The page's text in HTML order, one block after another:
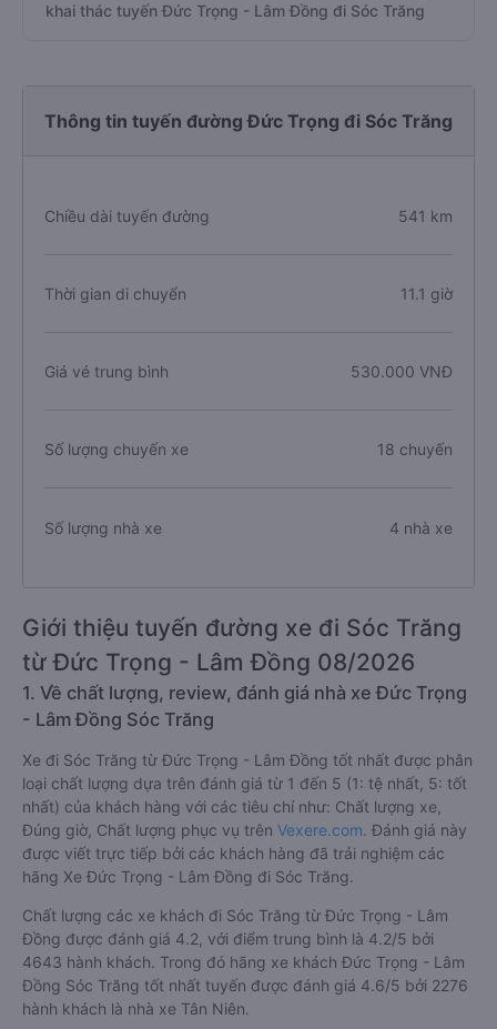
khai thác tuyến Đức Trọng - Lâm Đồng đi Sóc Trăng
Thông tin tuyến đường Đức Trọng đi Sóc Trăng
Chiều dài tuyến đường 541 km
Thời gian di chuyển 11.1 giờ
Giá vé trung bình 530.000 VNĐ
Số lượng chuyến xe 18 chuyến
Số lượng nhà xe 4 nhà xe
Giới thiệu tuyến đường xe đi Sóc Trăng
từ Đức Trọng - Lâm Đồng 08/2026
1. Về chất lượng, review, đánh giá nhà xe Đức Trọng
- Lâm Đồng Sóc Trăng
Xe đi Sóc Trăng từ Đức Trọng - Lâm Đồng tốt nhất được phân
loại chất lượng dựa trên đánh giá từ 1 đến 5 (1: tệ nhất, 5: tốt
nhất) của khách hàng với các tiêu chí như: Chất lượng xe,
Đúng giờ, Chất lượng phục vụ trên Vexere.com. Đánh giá này
được viết trực tiếp bởi các khách hàng đã trải nghiệm các
hãng Xe Đức Trọng - Lâm Đồng đi Sóc Trăng.
Chất lượng các xe khách đi Sóc Trăng từ Đức Trọng - Lâm
Đồng được đánh giá 4.2, với điểm trung bình là 4.2/5 bởi
4643 hành khách. Trong đó hãng xe khách Đức Trọng - Lâm
Đồng Sóc Trăng tốt nhất tuyến được đánh giá 4.6/5 bởi 2276
hành khách là nhà xe Tân Niên.